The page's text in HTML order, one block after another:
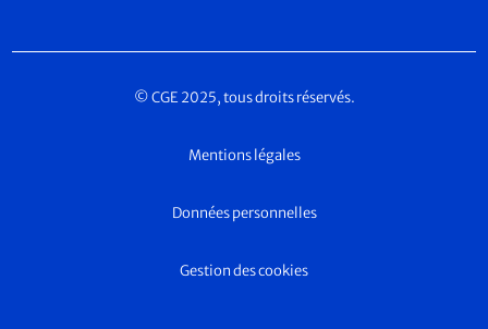
© CGE 2025, tous droits réservés.
Mentions légales
Données personnelles
Gestion des cookies